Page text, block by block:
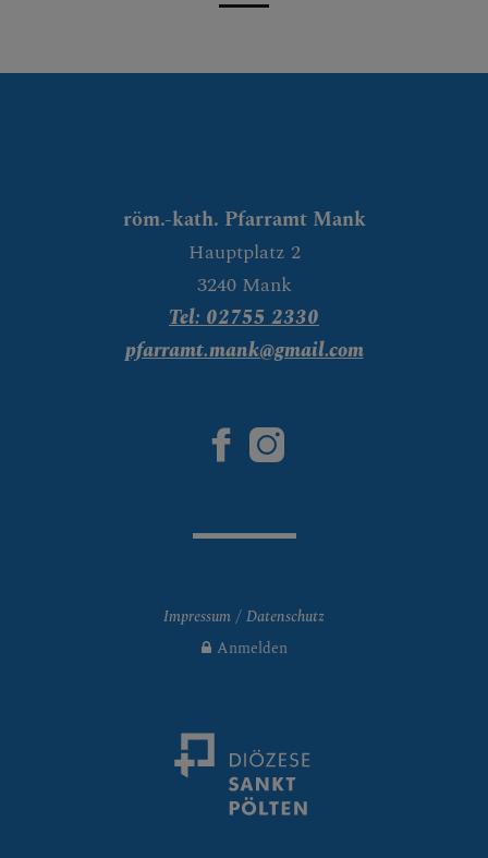
röm.-kath. Pfarramt Mank
Hauptplatz 2
3240 Mank
Tel: 02755 2330
pfarramt.mank@gmail.com
Impressum
Datenschutz
Anmelden